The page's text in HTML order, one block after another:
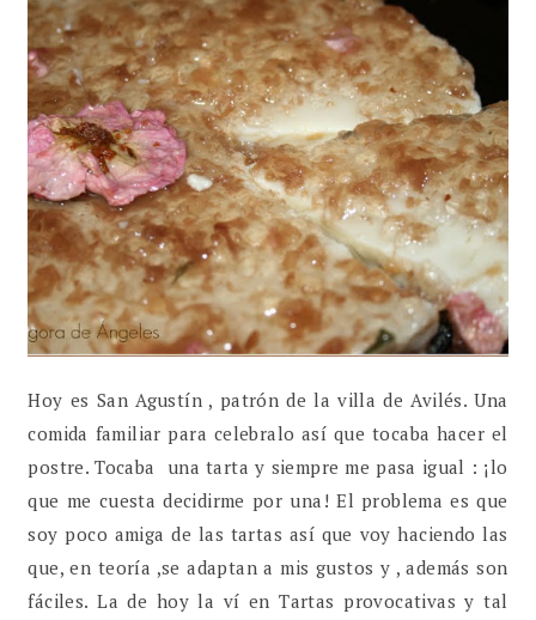
Hoy es San Agustín , patrón de la villa de Avilés. Una
comida familiar para celebralo así que tocaba hacer el
postre. Tocaba una tarta y siempre me pasa igual : ¡lo
que me cuesta decidirme por una! El problema es que
soy poco amiga de las tartas así que voy haciendo las
que, en teoría ,se adaptan a mis gustos y , además son
fáciles. La de hoy la ví en Tartas provocativas y tal